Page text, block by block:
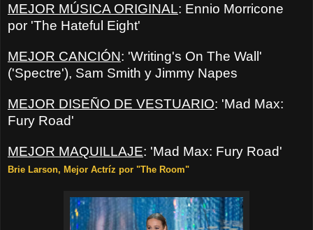
MEJOR MÚSICA ORIGINAL: Ennio Morricone
por 'The Hateful Eight'
MEJOR CANCIÓN: 'Writing's On The Wall'
('Spectre'), Sam Smith y Jimmy Napes
MEJOR DISEÑO DE VESTUARIO: 'Mad Max:
Fury Road'
MEJOR MAQUILLAJE: 'Mad Max: Fury Road'
Brie Larson, Mejor Actríz por "The Room"